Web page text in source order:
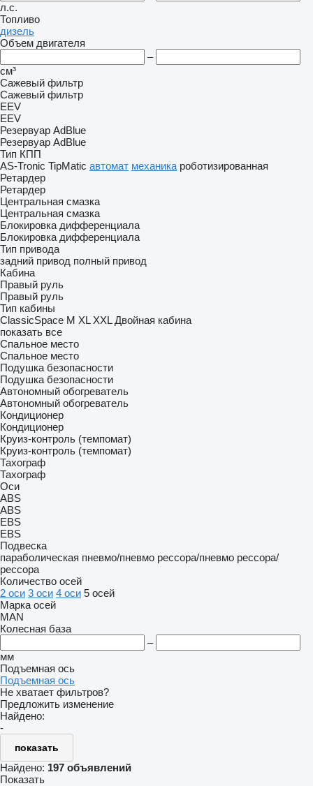
л.с.
Топливо
дизель
Объем двигателя
–
см³
Сажевый фильтр
Сажевый фильтр
EEV
EEV
Резервуар AdBlue
Резервуар AdBlue
Тип КПП
AS-Tronic TipMatic автомат механика роботизированная
Ретардер
Ретардер
Центральная смазка
Центральная смазка
Блокировка дифференциала
Блокировка дифференциала
Тип привода
задний привод полный привод
Кабина
Правый руль
Правый руль
Тип кабины
ClassicSpace M XL XXL Двойная кабина
показать все
Спальное место
Спальное место
Подушка безопасности
Подушка безопасности
Автономный обогреватель
Автономный обогреватель
Кондиционер
Кондиционер
Круиз-контроль (темпомат)
Круиз-контроль (темпомат)
Тахограф
Тахограф
Оси
ABS
ABS
EBS
EBS
Подвеска
параболическая пневмо/пневмо рессора/пневмо рессора/
рессора
Количество осей
2 оси 3 оси 4 оси 5 осей
Марка осей
MAN
Колесная база
–
мм
Подъемная ось
Подъемная ось
Не хватает фильтров?
Предложить изменение
Найдено:
-
показать
Найдено: 197 объявлений
Показать